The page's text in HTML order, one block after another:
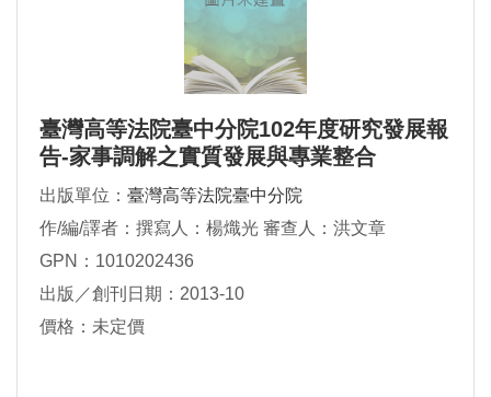
臺灣高等法院臺中分院102年度研究發展報
告-家事調解之實質發展與專業整合
出版單位： 臺灣高等法院臺中分院
作/編/譯者：撰寫人：楊熾光 審查人：洪文章
GPN：1010202436
出版／創刊日期：2013-10
價格：未定價